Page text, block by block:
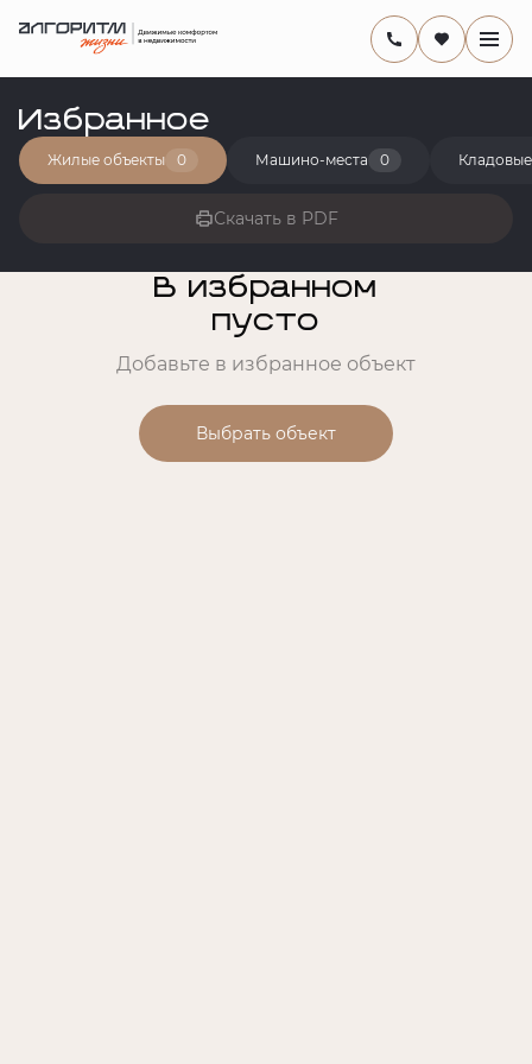
Избранное
Жилые объекты 0 Машино-места 0 Кладовые
Скачать в PDF
В избранном
пусто
Добавьте в избранное объект
Выбрать объект